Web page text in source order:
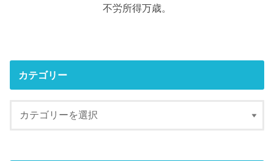
不労所得万歳。
カテゴリー